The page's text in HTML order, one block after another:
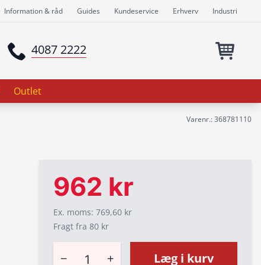
Information & råd Guides Kundeservice Erhverv Industri
4087 2222
Outlet
Varenr.: 368781110
962 kr
Ex. moms: 769,60 kr
Fragt fra 80 kr
− + Læg i kurv